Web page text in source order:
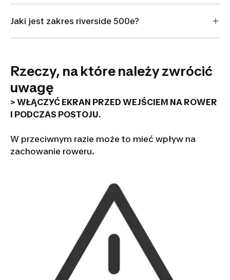
Jaki jest zakres riverside 500e?
Rzeczy, na które należy zwrócić
uwagę
> WŁĄCZYĆ EKRAN PRZED WEJŚCIEM NA ROWER
I PODCZAS POSTOJU.
W przeciwnym razie może to mieć wpływ na
zachowanie roweru.